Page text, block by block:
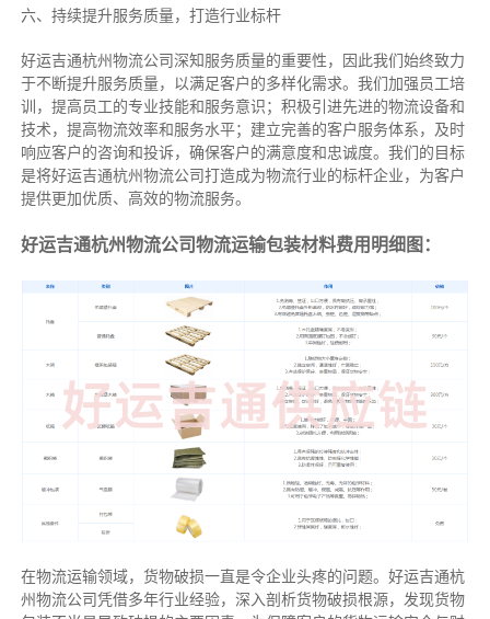
六、持续提升服务质量，打造行业标杆
好运吉通杭州物流公司深知服务质量的重要性，因此我们始终致力
于不断提升服务质量，以满足客户的多样化需求。我们加强员工培
训，提高员工的专业技能和服务意识；积极引进先进的物流设备和
技术，提高物流效率和服务水平；建立完善的客户服务体系，及时
响应客户的咨询和投诉，确保客户的满意度和忠诚度。我们的目标
是将好运吉通杭州物流公司打造成为物流行业的标杆企业，为客户
提供更加优质、高效的物流服务。
好运吉通杭州物流公司物流运输包装材料费用明细图：
在物流运输领域，货物破损一直是令企业头疼的问题。好运吉通杭
州物流公司凭借多年行业经验，深入剖析货物破损根源，发现货物